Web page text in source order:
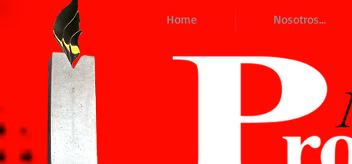
Home Nosotros...